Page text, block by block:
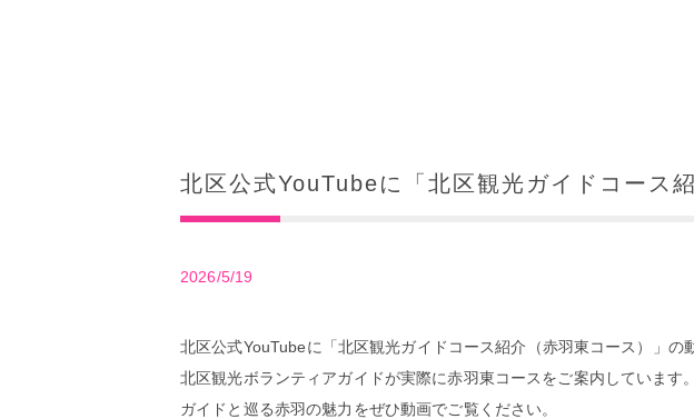
北区公式YouTubeに「北区観光ガイドコース
2026/5/19
北区公式YouTubeに「北区観光ガイドコース紹介（赤羽東コース）」の
北区観光ボランティアガイドが実際に赤羽東コースをご案内しています。
ガイドと巡る赤羽の魅力をぜひ動画でご覧ください。